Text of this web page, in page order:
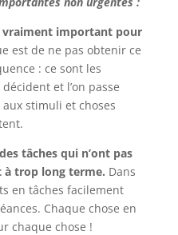
vraiment important pour
est de ne pas obtenir ce
: ce sont les
et l’on passe
stimuli et choses
tâches qui n’ont pas
trop long terme. Dans
en tâches facilement
Chaque chose en
chaque chose !